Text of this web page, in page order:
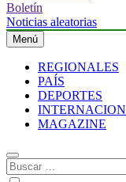
Radio El Faro
Noticias y más
Boletín
Noticias aleatorias
Menú
REGIONALES
PAÍS
DEPORTES
MAGAZINE
Buscar: